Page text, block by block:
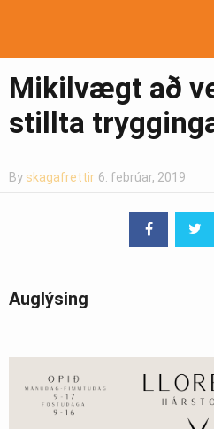
Ljósmyndasafn
Mikilvægt að
stillta
By skagafrettir 6. febrúar, 2019
Auglýsing